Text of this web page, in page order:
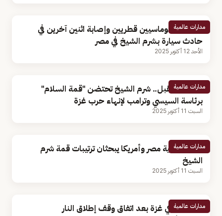
مدارات عالميةوفاة 3 دبلوماسيين قطريين وإصابة اثنين آخرين في
حادث سيارة بشرم الشيخ في مصر
الأحد 12 أكتوبر 2025
مدارات عالمية
الاثنين المقبل.. شرم الشيخ تحتضن "قمة السلام"
برئاسة السيسي وترامب لإنهاء حرب غزة
السبت 11 أكتوبر 2025
مدارات عالمية
وزيرا خارجية مصر وأمريكا يبحثان ترتيبات قمة شرم
الشيخ
السبت 11 أكتوبر 2025
مدارات عالمية
احتفالات في غزة بعد اتفاق وقف إطلاق النار